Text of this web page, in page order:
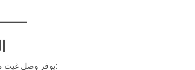
يوفر وصل غيت مجموعة واسعة من المرافق التي تلبي جميع احتياجات السكان: